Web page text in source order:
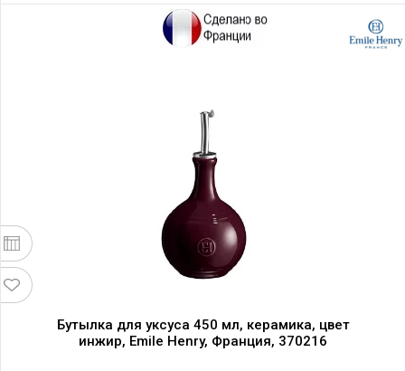
Бутылка для уксуса 450 мл, керамика, цвет
инжир, Emile Henry, Франция, 370216